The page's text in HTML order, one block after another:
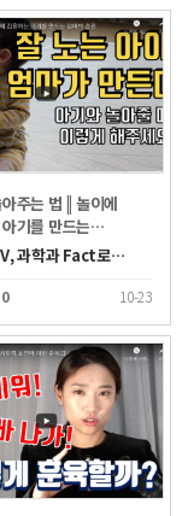
주는 법 || 놀이에
기를 만드는…
과학과 Fact로…
0 10-23